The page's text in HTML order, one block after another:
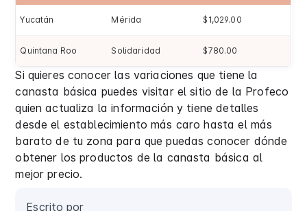
Yucatán Mérida $1,029.00
Quintana Roo Solidaridad $780.00
Si quieres conocer las variaciones que tiene la
canasta básica puedes visitar el sitio de la Profeco
quien actualiza la información y tiene detalles
desde el establecimiento más caro hasta el más
barato de tu zona para que puedas conocer dónde
obtener los productos de la canasta básica al
mejor precio.
Escrito por